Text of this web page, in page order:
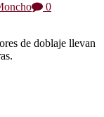
0
de doblaje llevan